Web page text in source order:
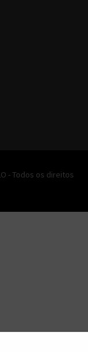
- Todos os direitos